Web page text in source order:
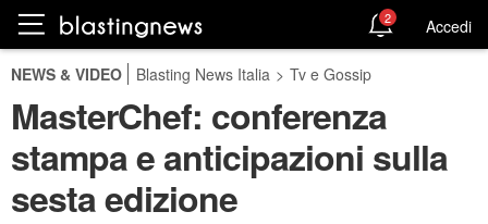
2 Accedi
NEWS & VIDEO Blasting News Italia > Tv e Gossip
MasterChef: conferenza
stampa e anticipazioni sulla
sesta edizione